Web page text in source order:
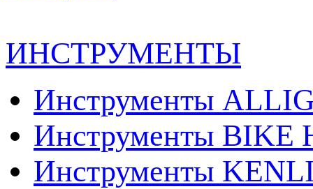
ИНСТРУМЕНТЫ
Инструменты
Инструменты BIKE
Инструменты